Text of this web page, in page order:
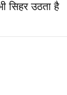
सिहर उठता है